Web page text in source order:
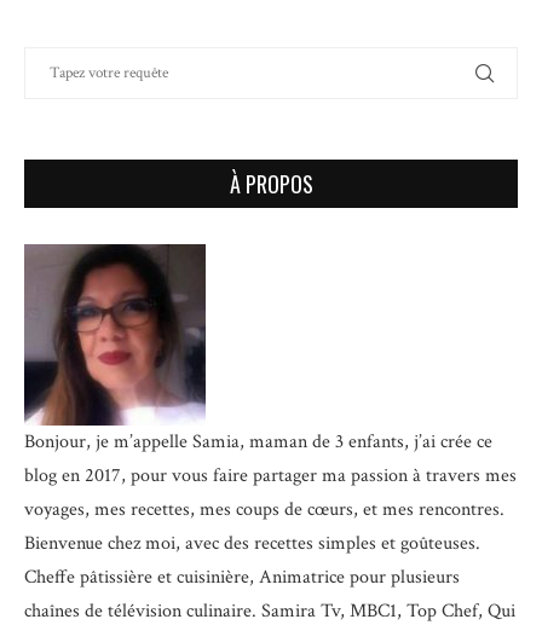
À PROPOS
Bonjour, je m’appelle Samia, maman de 3 enfants, j’ai crée ce
blog en 2017, pour vous faire partager ma passion à travers mes
voyages, mes recettes, mes coups de cœurs, et mes rencontres.
Bienvenue chez moi, avec des recettes simples et goûteuses.
Cheffe pâtissière et cuisinière, Animatrice pour plusieurs
chaînes de télévision culinaire. Samira Tv, MBC1, Top Chef, Qui